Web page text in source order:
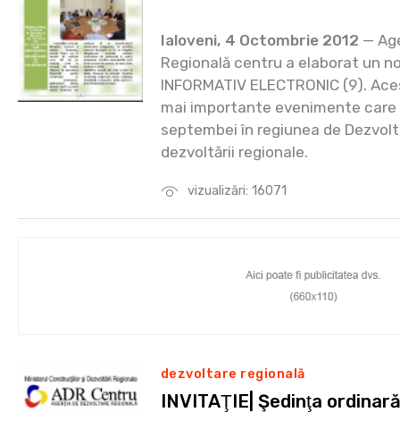
vizualizări: 16071
Ialoveni, 4 Octombrie 2012 —
Regională centru a elaborat un
INFORMATIV ELECTRONIC (9).
mai importante evenimente care
septembei în regiunea de
dezvoltării regionale.
dezvoltare regională
INVITAŢIE| Şedinţa